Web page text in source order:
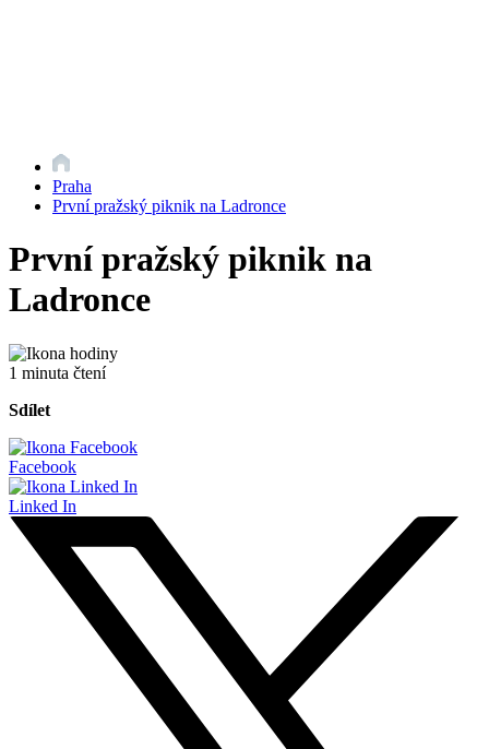
Praha
První pražský piknik na Ladronce
První pražský piknik na
Ladronce
1 minuta čtení
Sdílet
Facebook
Linked In